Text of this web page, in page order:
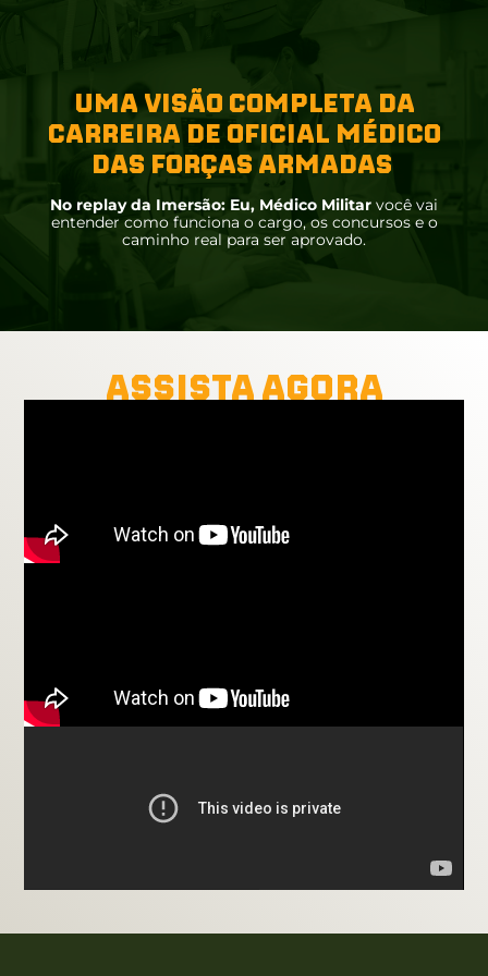
UMA VISÃO COMPLETA DA
CARREIRA DE OFICIAL MÉDICO
DAS FORÇAS ARMADAS
No replay da Imersão: Eu, Médico Militar você vai
entender como funciona o cargo, os concursos e o
caminho real para ser aprovado.
ASSISTA AGORA